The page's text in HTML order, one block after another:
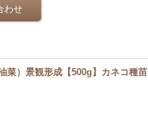
菜）景観形成【500g】カネコ種苗